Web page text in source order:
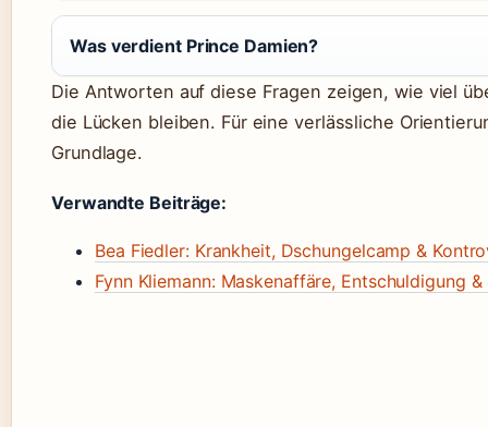
Was verdient Prince Damien?
Die Antworten auf diese Fragen zeigen, wie viel
die Lücken bleiben. Für eine verlässliche
Grundlage.
Verwandte Beiträge:
Bea Fiedler: Krankheit, Dschungelcamp &
Fynn Kliemann: Maskenaffäre, Entschuldigung